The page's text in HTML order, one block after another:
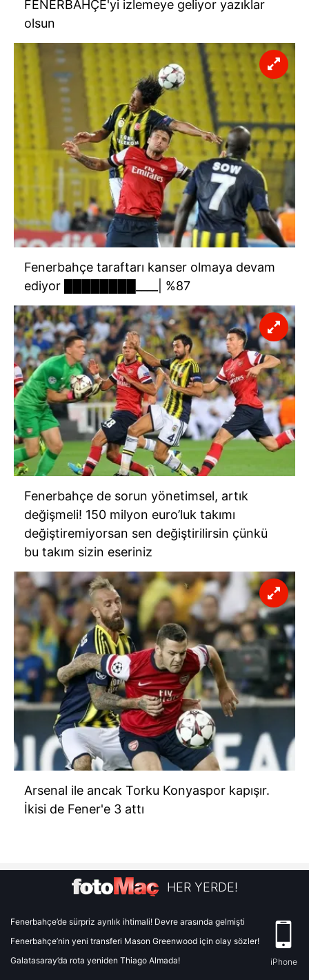
FENERBAHÇE'yi izlemeye geliyor yazıklar
olsun
Fenerbahçe taraftarı kanser olmaya devam
ediyor ████████____| %87
Fenerbahçe de sorun yönetimsel, artık
değişmeli! 150 milyon euro’luk takımı
değiştiremiyorsan sen değiştirilirsin çünkü
bu takım sizin eseriniz
Arsenal ile ancak Torku Konyaspor kapışır.
İkisi de Fener'e 3 attı
HER YERDE!
Fenerbahçe’de sürpriz ayrılık ihtimali! Devre arasında gelmişti
Fenerbahçe’nin yeni transferi Mason Greenwood için olay sözler!
Galatasaray’da rota yeniden Thiago Almada!
iPhone